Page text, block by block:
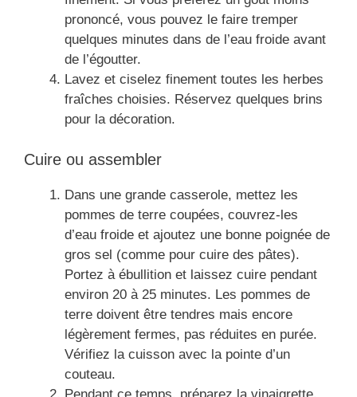
prononcé, vous pouvez le faire tremper
quelques minutes dans de l’eau froide avant
de l’égoutter.
Lavez et ciselez finement toutes les herbes
fraîches choisies. Réservez quelques brins
pour la décoration.
Cuire ou assembler
Dans une grande casserole, mettez les
pommes de terre coupées, couvrez-les
d’eau froide et ajoutez une bonne poignée de
gros sel (comme pour cuire des pâtes).
Portez à ébullition et laissez cuire pendant
environ 20 à 25 minutes. Les pommes de
terre doivent être tendres mais encore
légèrement fermes, pas réduites en purée.
Vérifiez la cuisson avec la pointe d’un
couteau.